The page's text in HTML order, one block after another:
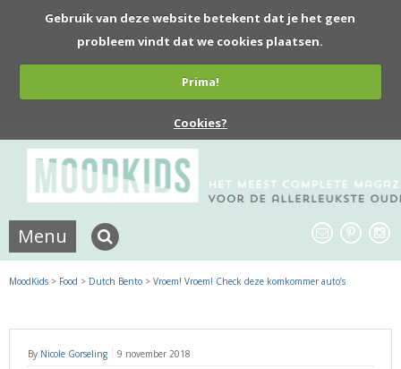
Gebruik van deze website betekent dat je het geen
probleem vindt dat we cookies plaatsen.
Prima!
Cookies?
Menu
MoodKids > Food > Dutch Bento > Vroem! Vroem! Check deze komkommer auto’s
By Nicole Gorseling 9 november 2018